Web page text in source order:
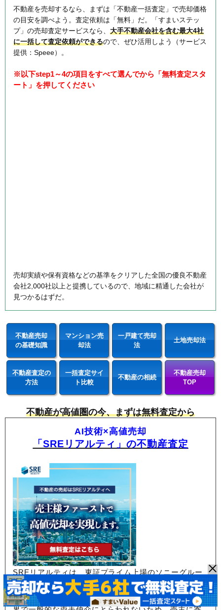
不動産を売却するなら、まずは「不動産一括査定」で売却価格
の目安を調べよう。査定依頼は「無料」だ。「すまいステッ
プ」の売却査定サービスなら、 大手不動産会社を含む最大4社
に一括して査定依頼ができるので、ぜひ活用しよう（サービス
提供：Speee）。
※以下step1～4の項目をすべて選んでから「無料査定スタ
ート」を押してください
売却実績や保有資格などの基準をクリアした全国の優良不動産
会社2,000社以上と提携しているので、地域に精通した会社が
見つかるはずだ。
不動産売却
の基礎知識
マンション売
却法
一戸建て売却
法
土地売却法
不動産査定の
方法
一括査定サイ
ト比較
不動産の相続
不動産売却
TOP
不動産が高値圏の今、まずは無料査定から
AI技術×高値売却
「SREリアルティ」の不動産査定
SREリアルティは、東証プライム上場のソニーグルー
プ関連会社が運営する不動産仲介会社で、 売却専門エ
ージェントが担当する「片手仲介」が特徴。不動産業